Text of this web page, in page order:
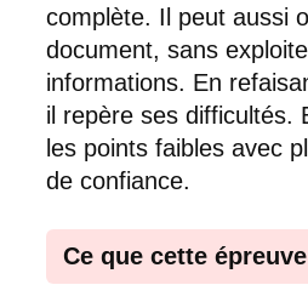
complète. Il peut aussi
document, sans
informations. En
il repère ses difficultés.
les points faibles avec
de confiance.
Ce que cette